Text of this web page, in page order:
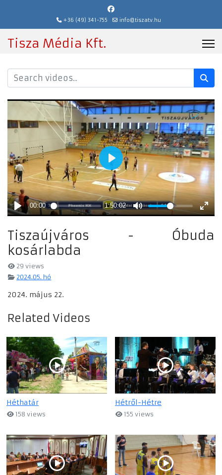
+36 (49) 341-755 info@tiszatv.hu
Tisza Média Kft.
Tiszaújváros - Óbuda
kosárlabda
29 views
2024.05. hó
2024. május 22.
Related Videos
Héthatár
158 views
Hétről-Hétre
155 views